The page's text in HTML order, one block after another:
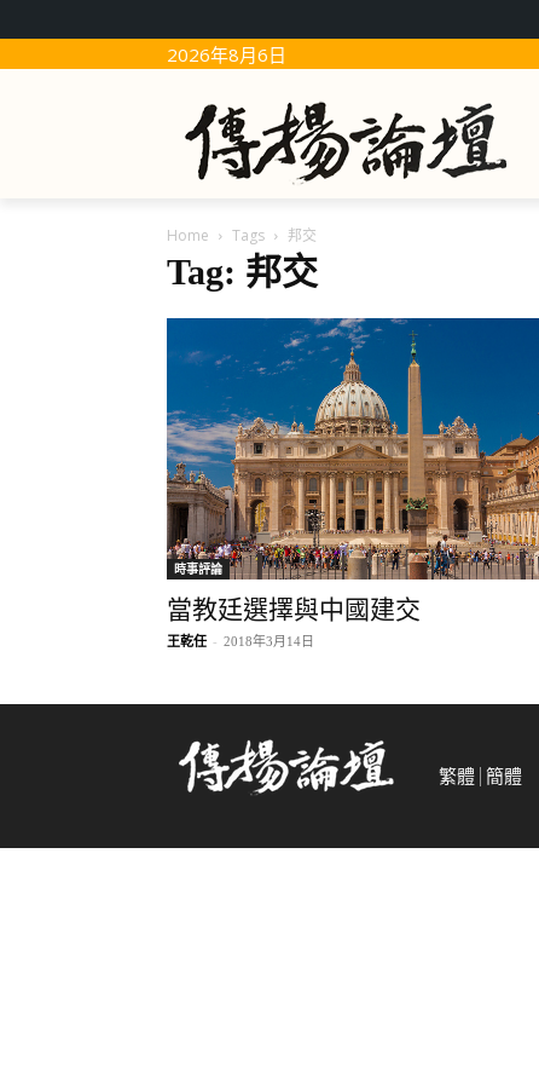
2026年8月6日
Home Tags 邦交
Tag: 邦交
時事評論
當教廷選擇與中國建交
王乾任 - 2018年3月14日
繁體 簡體